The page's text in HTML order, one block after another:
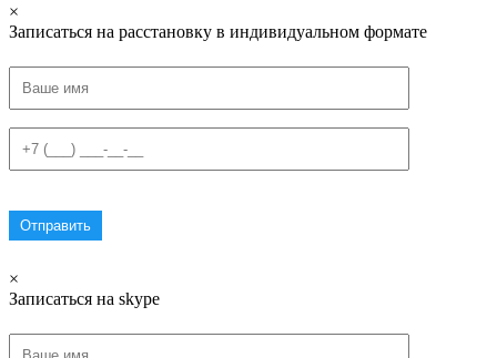
×
Записаться на расстановку в индивидуальном формате
×
Записаться на skype